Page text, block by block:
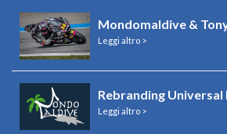
Mondomaldive &
Leggi altro >
Rebranding Universal
Leggi altro >